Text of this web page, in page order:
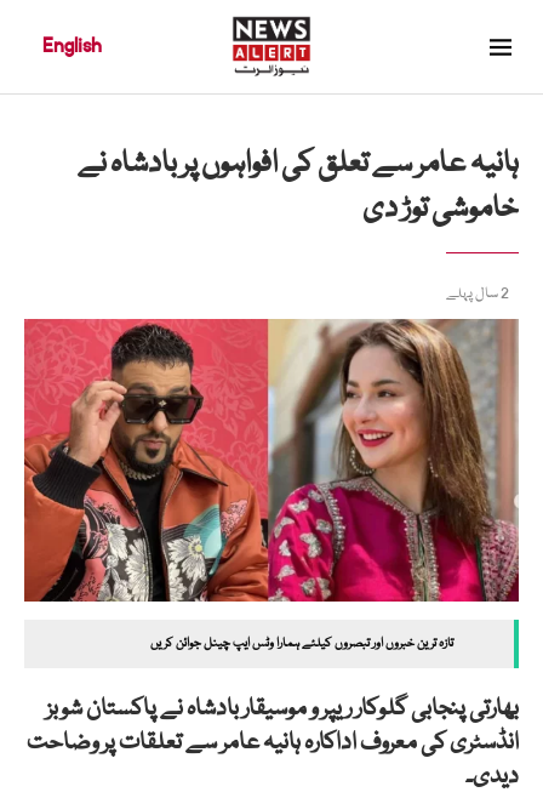
English
ہانیہ عامر سے تعلق کی افواہوں پر بادشاہ نے
خاموشی توڑ دی
2 سال پہلے
تازہ ترین خبروں اور تبصروں کیلئے ہمارا وٹس ایپ چینل جوائن کریں
بھارتی پنجابی گلوکار ریپر و موسیقار بادشاہ نے پاکستان شوبز
انڈسٹری کی معروف اداکارہ ہانیہ عامر سے تعلقات پر وضاحت
دیدی۔